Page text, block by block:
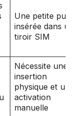
Une petite
insérée dans
tiroir SIM
Nécessite une
insertion
physique et
activation
manuelle